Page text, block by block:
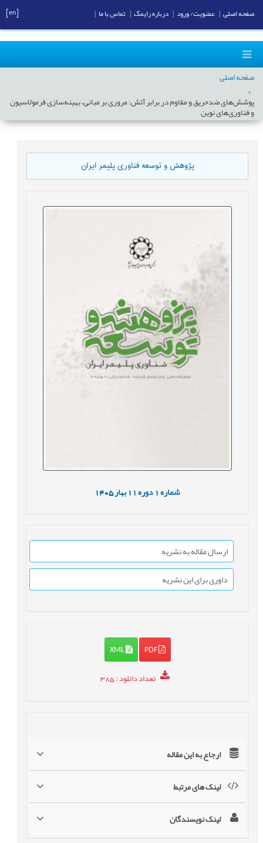
صفحه اصلی
پوشش‌های ضدحریق و مقاوم در برابر آتش: مروری بر مبانی، بهینه‌سازی فرمولاسیون
و فناوری‌های نوین
پژوهش و توسعه فناوری پلیمر ایران
شماره1 دوره11 بهار1405
ارسال مقاله به نشریه
داوری برای این نشریه
PDF
XML
تعداد دانلود: 385
ارجاع به این مقاله
لینک های مرتبط
لینک نویسندگان
صفحه اصلی عضویت/ ورود درباره رایمگ تماس با ما